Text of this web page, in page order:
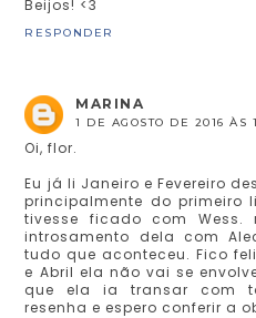
Beijos! <3
RESPONDER
MARINA
1 DE AGOSTO DE 2016 ÀS
Oi, flor.
Eu já li Janeiro e Fevereiro
principalmente do primeiro
tivesse ficado com Wess.
introsamento dela com
tudo que aconteceu. Fico
e Abril ela não vai se
que ela ia transar com
resenha e espero conferir a